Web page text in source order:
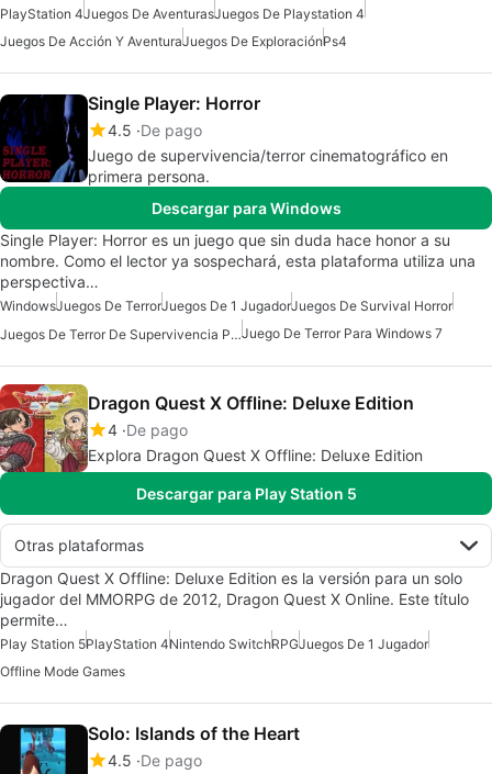
PlayStation 4Juegos De AventurasJuegos De Playstation 4
Juegos De Acción Y AventuraJuegos De ExploraciónPs4
Single Player: Horror
4.5 De pago
Juego de supervivencia/terror cinematográfico en
primera persona.
Descargar para Windows
Single Player: Horror es un juego que sin duda hace honor a su
nombre. Como el lector ya sospechará, esta plataforma utiliza una
perspectiva…
WindowsJuegos De TerrorJuegos De 1 JugadorJuegos De Survival Horror
Juegos De Terror De Supervivencia Para WindowsJuego De Terror Para Windows 7
Dragon Quest X Offline: Deluxe Edition
4 De pago
Explora Dragon Quest X Offline: Deluxe Edition
Descargar para Play Station 5
Otras plataformas
Dragon Quest X Offline: Deluxe Edition es la versión para un solo
jugador del MMORPG de 2012, Dragon Quest X Online. Este título
permite…
Play Station 5PlayStation 4Nintendo SwitchRPGJuegos De 1 Jugador
Offline Mode Games
Solo: Islands of the Heart
4.5 De pago